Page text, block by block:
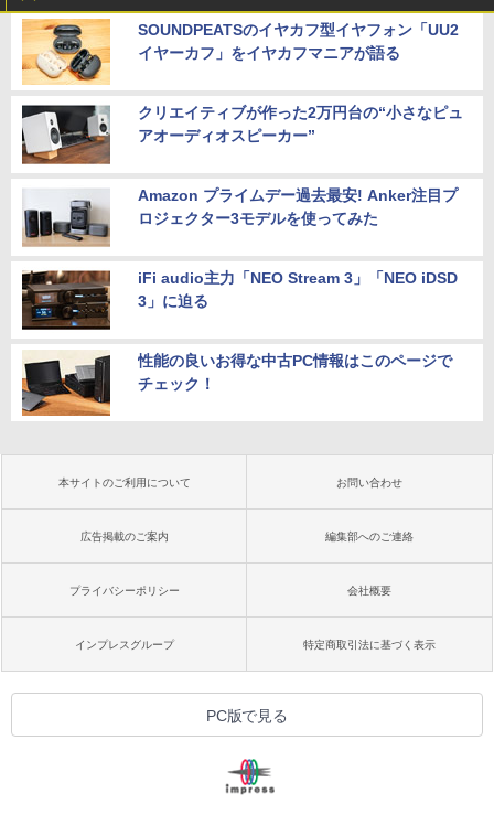
SOUNDPEATSのイヤカフ型イヤフォン「UU2
イヤーカフ」をイヤカフマニアが語る
クリエイティブが作った2万円台の“小さなピュ
アオーディオスピーカー”
Amazon プライムデー過去最安! Anker注目プ
ロジェクター3モデルを使ってみた
iFi audio主力「NEO Stream 3」「NEO iDSD
3」に迫る
性能の良いお得な中古PC情報はこのページで
チェック！
本サイトのご利用について お問い合わせ
広告掲載のご案内 編集部へのご連絡
プライバシーポリシー 会社概要
インプレスグループ 特定商取引法に基づく表示
PC版で見る